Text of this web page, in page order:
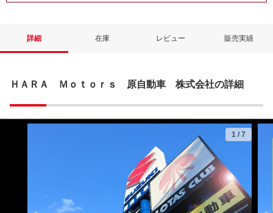
詳細 在庫 レビュー 販売実績
ＨＡＲＡ Ｍｏｔｏｒｓ 原自動車 株式会社の詳細
1 / 7